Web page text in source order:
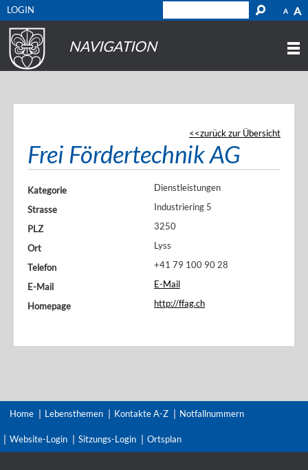
A A
LOGIN
NAVIGATION
zurück zur Übersicht
Frei Fördertechnik AG
Kategorie
Dienstleistungen
Strasse
Industriering 5
PLZ
3250
Ort
Lyss
Telefon
+41 79 100 90 28
E-Mail
E-Mail
Homepage
http://ffag.ch
Home Lebensthemen Kontakte A-Z Notfallnummern
Website-Login Sitzungs-Login Ortsplan